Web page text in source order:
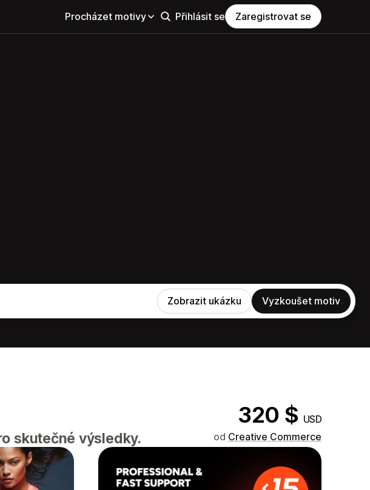
Procházet motivy Přihlásit se Zaregistrovat se
Zobrazit ukázku Vyzkoušet motiv
320 $ USD
skutečné výsledky. od Creative Commerce